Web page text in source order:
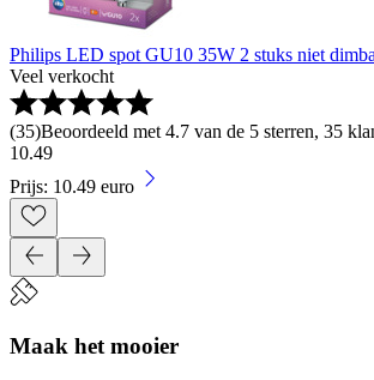
Philips LED spot GU10 35W 2 stuks niet
Veel verkocht
(35)Beoordeeld met 4.7 van de 5 sterren, 35
10.49
Prijs: 10.49 euro
Maak het mooier